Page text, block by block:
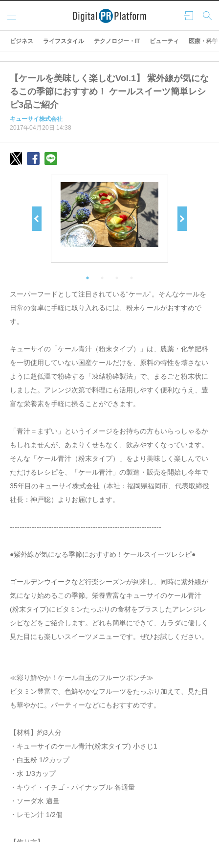
ログ
イン
検索
メニ
ュー
ビジネス ライフスタイル テクノロジー・IT ビューティ 医療・科学
【ケールを美味しく楽しむVol.1】 紫外線が気にな
るこの季節におすすめ！ ケールスイーツ簡単レシ
ピ3品ご紹介
キューサイ株式会社
2017年04月20日 14:38
スーパーフードとして注目されている“ケール”。そんなケールを
日常の食卓に手軽に取り入れるには、粉末ケールがおすすめで
す。
キューサイの「ケール青汁（粉末タイプ）」は、農薬・化学肥料
を一切使用していない国産ケールだけを、原料の特性を壊さない
ように超低温で粉砕する「凍結粉砕製法」で、まるごと粉末状に
しました。アレンジ次第で料理にも活用しやすく便利なうえ、豊
富な栄養素を手軽に摂ることができます。
「青汁＝まずい」というイメージをお持ちの方もいらっしゃるか
もしれませんが、あまりくせもなく、飲みやすくなっています。
そんな「ケール青汁（粉末タイプ）」をより美味しく楽しんでい
ただけるレシピを、「ケール青汁」の製造・販売を開始し今年で
35年目のキューサイ株式会社（本社：福岡県福岡市、代表取締役
社長：神戸聡）よりお届けします。
--------------------------------------------------------------
●紫外線が気になる季節におすすめ！ケールスイーツレシピ●
ゴールデンウイークなど行楽シーズンが到来し、同時に紫外線が
気になり始めるこの季節。栄養豊富なキューサイのケール青汁
(粉末タイプ)にビタミンたっぷりの食材をプラスしたアレンジレ
シピなどをご紹介します。どれも簡単にできて、カラダに優しく
見た目にも楽しいスイーツメニューです。ぜひお試しください。
≪彩り鮮やか！ケール白玉のフルーツポンチ≫
ビタミン豊富で、色鮮やかなフルーツをたっぷり加えて、見た目
も華やかに。パーティーなどにもおすすめです。
【材料】約3人分
・キューサイのケール青汁(粉末タイプ) 小さじ1
・白玉粉 1/2カップ
・水 1/3カップ
・キウイ・イチゴ・パイナップル 各適量
・ソーダ水 適量
・レモン汁 1/2個